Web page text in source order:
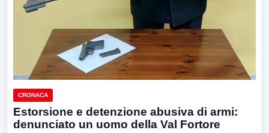
CRONACA
Estorsione e detenzione abusiva di armi:
denunciato un uomo della Val Fortore